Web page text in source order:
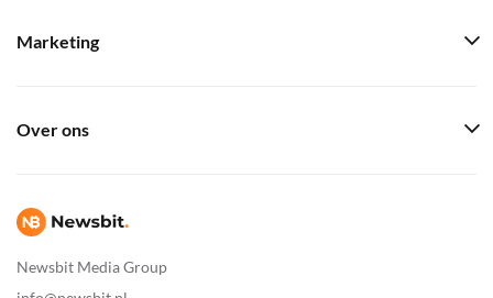
Newsbit Media Group
Marketing
Over ons